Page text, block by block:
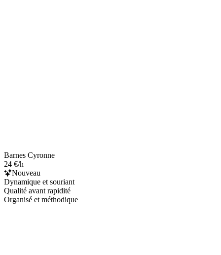
Barnes Cyronne
24 €/h
Nouveau
Dynamique et souriant
Qualité avant rapidité
Organisé et méthodique